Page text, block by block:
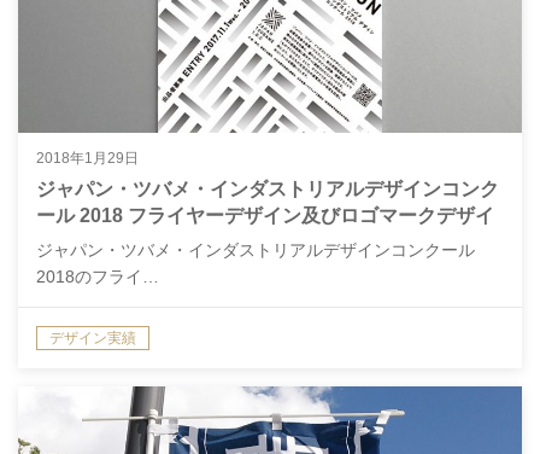
2018年1月29日
ジャパン・ツバメ・インダストリアルデザインコンク
ール 2018 フライヤーデザイン及びロゴマークデザイ
ン
ジャパン・ツバメ・インダストリアルデザインコンクール
2018のフライ…
デザイン実績